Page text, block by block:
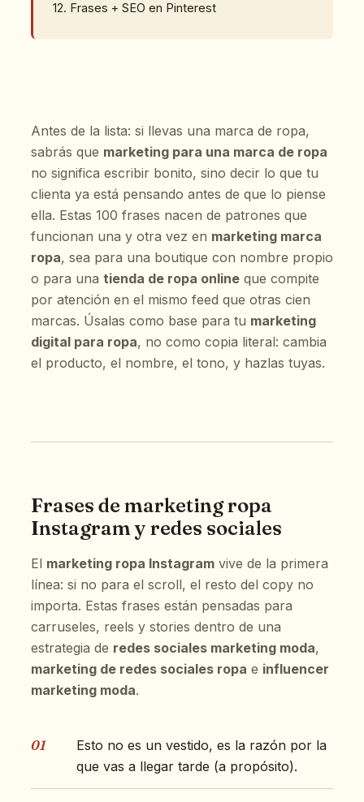
12. Frases + SEO en Pinterest
Antes de la lista: si llevas una marca de ropa,
sabrás que marketing para una marca de ropa
no significa escribir bonito, sino decir lo que tu
clienta ya está pensando antes de que lo piense
ella. Estas 100 frases nacen de patrones que
funcionan una y otra vez en marketing marca
ropa, sea para una boutique con nombre propio
o para una tienda de ropa online que compite
por atención en el mismo feed que otras cien
marcas. Úsalas como base para tu marketing
digital para ropa, no como copia literal: cambia
el producto, el nombre, el tono, y hazlas tuyas.
Frases de marketing ropa
Instagram y redes sociales
El marketing ropa Instagram vive de la primera
línea: si no para el scroll, el resto del copy no
importa. Estas frases están pensadas para
carruseles, reels y stories dentro de una
estrategia de redes sociales marketing moda,
marketing de redes sociales ropa e influencer
marketing moda.
01
Esto no es un vestido, es la razón por la
que vas a llegar tarde (a propósito).